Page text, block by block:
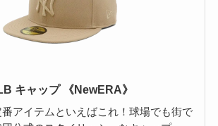
キャップ 《NewERA》
アイテムといえばこれ！球場でも街で